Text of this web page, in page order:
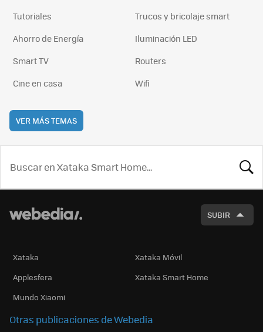
Tutoriales
Trucos y bricolaje smart
Ahorro de Energía
Iluminación LED
Smart TV
Routers
Cine en casa
Wifi
VER MÁS TEMAS
SUBIR
Xataka
Xataka Móvil
Applesfera
Xataka Smart Home
Mundo Xiaomi
Otras publicaciones de Webedia